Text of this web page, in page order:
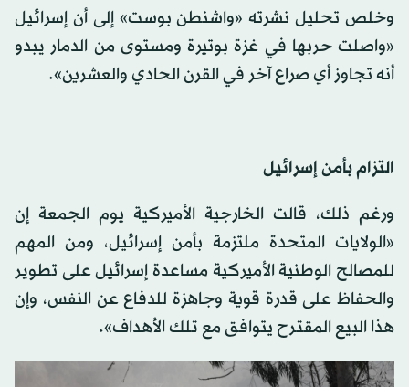
وخلص تحليل نشرته «واشنطن بوست» إلى أن إسرائيل
«واصلت حربها في غزة بوتيرة ومستوى من الدمار يبدو
أنه تجاوز أي صراع آخر في القرن الحادي والعشرين».
التزام بأمن إسرائيل
ورغم ذلك، قالت الخارجية الأميركية يوم الجمعة إن
«الولايات المتحدة ملتزمة بأمن إسرائيل، ومن المهم
للمصالح الوطنية الأميركية مساعدة إسرائيل على تطوير
والحفاظ على قدرة قوية وجاهزة للدفاع عن النفس، وإن
هذا البيع المقترح يتوافق مع تلك الأهداف».